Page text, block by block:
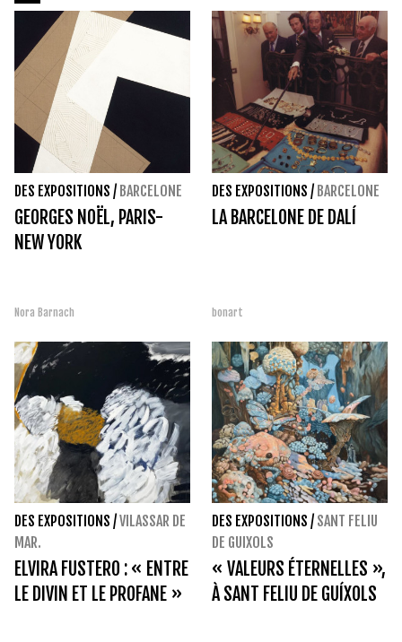
DES EXPOSITIONS / BARCELONE
GEORGES NOËL, PARIS-
NEW YORK
Nora Barnach
DES EXPOSITIONS / BARCELONE
LA BARCELONE DE DALÍ
bonart
DES EXPOSITIONS /VILASSAR DE
MAR.
ELVIRA FUSTERO : « ENTRE
LE DIVIN ET LE PROFANE »
DES EXPOSITIONS / SANT FELIU
DE GUIXOLS
« VALEURS ÉTERNELLES »,
À SANT FELIU DE GUÍXOLS